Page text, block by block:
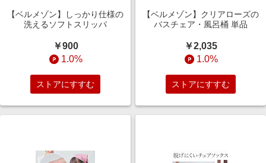
【ベルメゾン】しっかり仕様の
洗えるソフトスリッパ
￥900
1.0%
ストアにすすむ
【ベルメゾン】クリアローズの
バスチェア・風呂桶 単品
￥2,035
1.0%
ストアにすすむ